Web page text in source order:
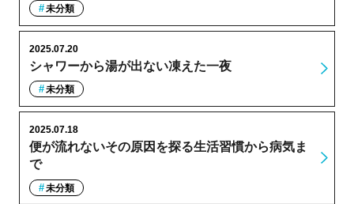
未分類
シャワーから湯が出ない凍えた一夜
2025.07.20
未分類
便が流れないその原因を探る生活習慣から病気ま
で
2025.07.18
未分類